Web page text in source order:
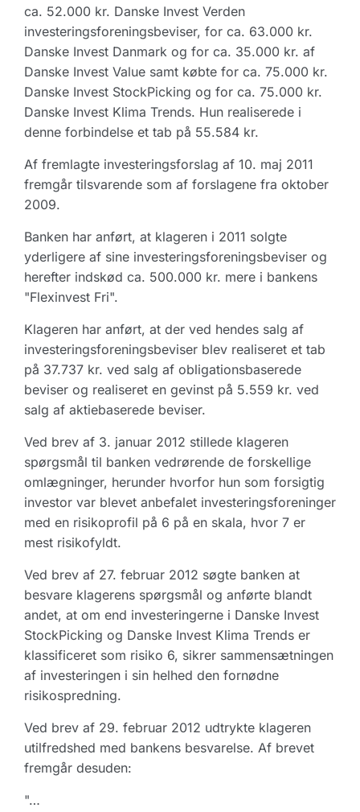
ca. 52.000 kr. Danske Invest Verden
investeringsforeningsbeviser, for ca. 63.000 kr.
Danske Invest Danmark og for ca. 35.000 kr. af
Danske Invest Value samt købte for ca. 75.000 kr.
Danske Invest StockPicking og for ca. 75.000 kr.
Danske Invest Klima Trends. Hun realiserede i
denne forbindelse et tab på 55.584 kr.
Af fremlagte investeringsforslag af 10. maj 2011
fremgår tilsvarende som af forslagene fra oktober
2009.
Banken har anført, at klageren i 2011 solgte
yderligere af sine investeringsforeningsbeviser og
herefter indskød ca. 500.000 kr. mere i bankens
"Flexinvest Fri".
Klageren har anført, at der ved hendes salg af
investeringsforeningsbeviser blev realiseret et tab
på 37.737 kr. ved salg af obligationsbaserede
beviser og realiseret en gevinst på 5.559 kr. ved
salg af aktiebaserede beviser.
Ved brev af 3. januar 2012 stillede klageren
spørgsmål til banken vedrørende de forskellige
omlægninger, herunder hvorfor hun som forsigtig
investor var blevet anbefalet investeringsforeninger
med en risikoprofil på 6 på en skala, hvor 7 er
mest risikofyldt.
Ved brev af 27. februar 2012 søgte banken at
besvare klagerens spørgsmål og anførte blandt
andet, at om end investeringerne i Danske Invest
StockPicking og Danske Invest Klima Trends er
klassificeret som risiko 6, sikrer sammensætningen
af investeringen i sin helhed den fornødne
risikospredning.
Ved brev af 29. februar 2012 udtrykte klageren
utilfredshed med bankens besvarelse. Af brevet
fremgår desuden:
"…